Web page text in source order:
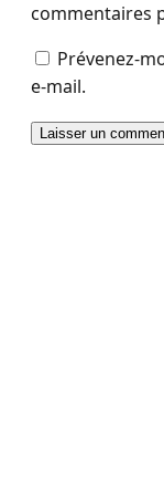
commentaires
Prévenez-
e-mail.